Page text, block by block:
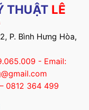
THUẬT LÊ
P. Bình Hưng Hòa,
- Email:
0812 364 499